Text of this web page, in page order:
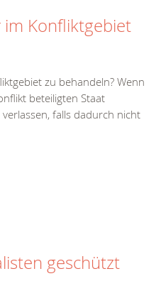
im Konfliktgebiet
zu behandeln? Wenn
beteiligten Staat
falls dadurch nicht
geschützt